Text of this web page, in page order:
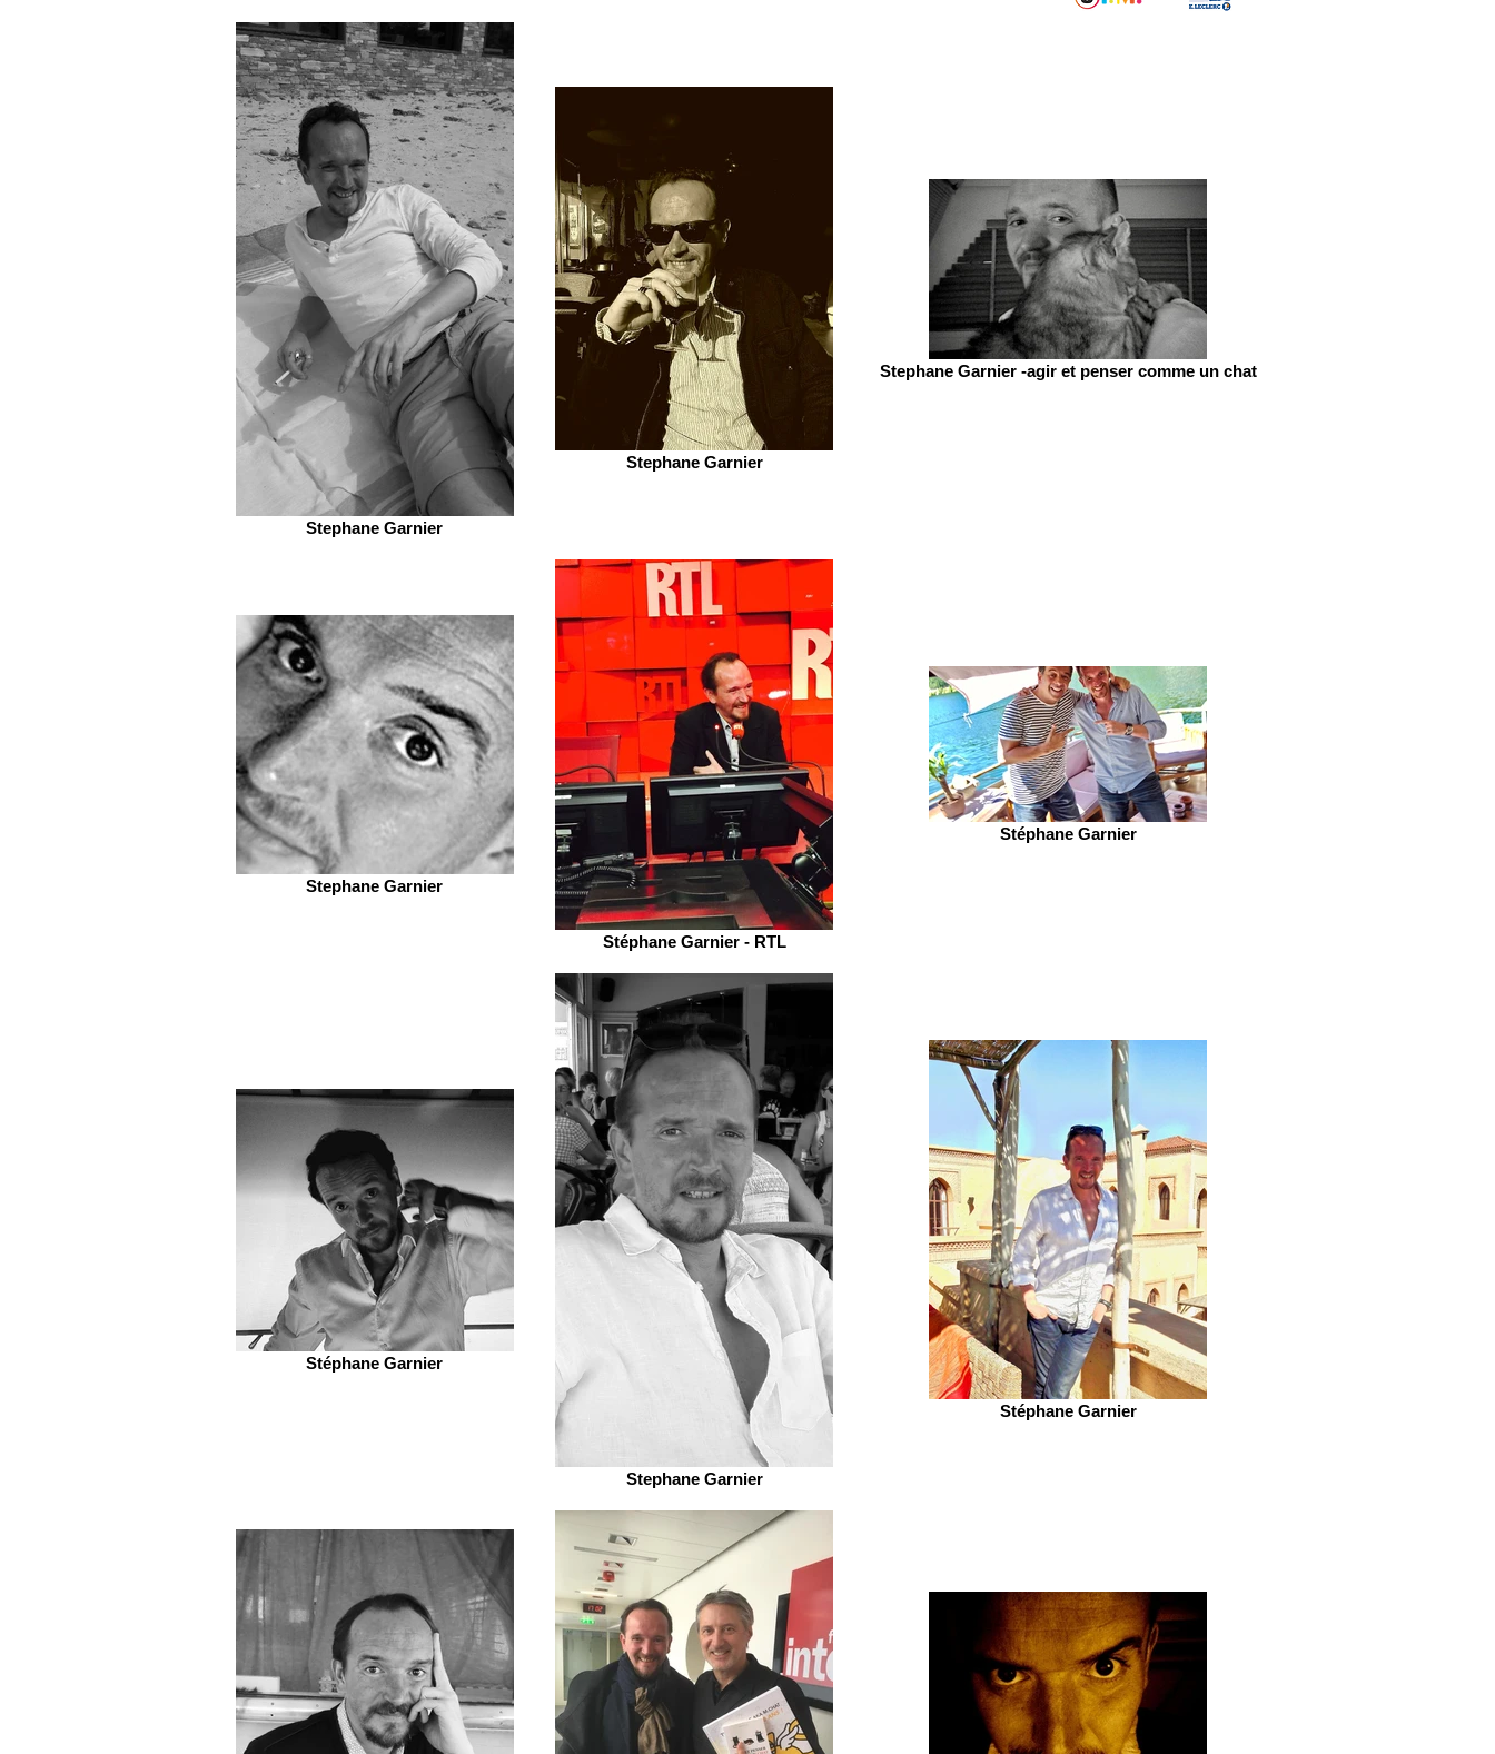
Stephane Garnier
Stephane Garnier
Stephane Garnier -agir et penser comme un chat
Stephane Garnier
Stéphane Garnier - RTL
Stéphane Garnier
Stéphane Garnier
Stephane Garnier
Stéphane Garnier